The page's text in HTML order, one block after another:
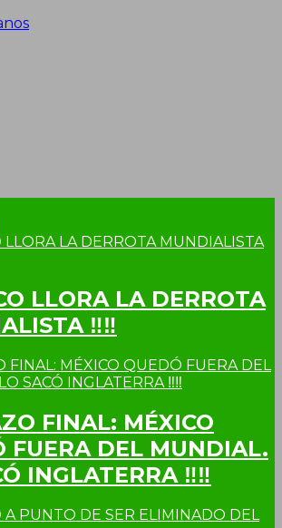
LLORA LA DERROTA
‼‼
FINAL: MÉXICO
FUERA DEL MUNDIAL.
INGLATERRA ‼‼